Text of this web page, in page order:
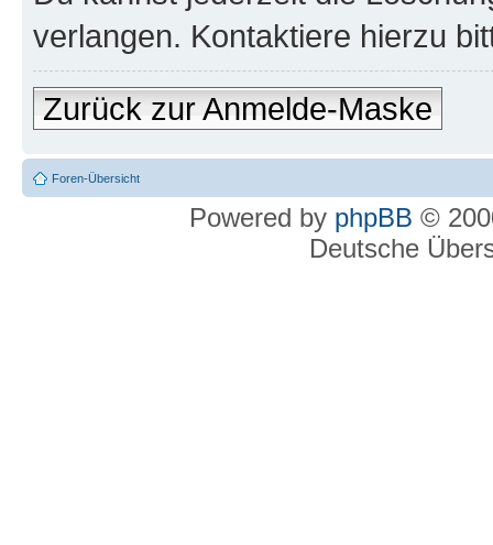
verlangen. Kontaktiere hierzu
Zurück zur Anmelde-Maske
Foren-Übersicht
Powered by phpBB ©
Deutsche